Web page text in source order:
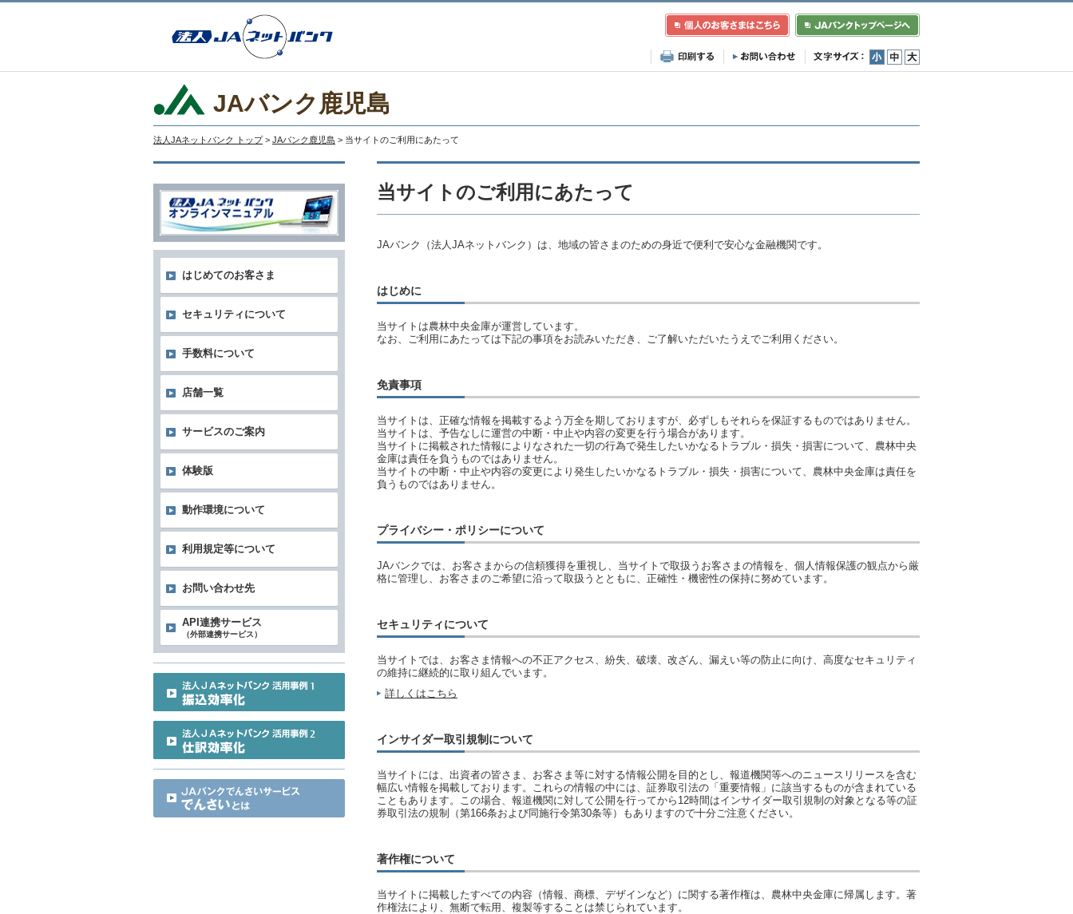
小 中 大
JAバンク鹿児島
法人JAネットバンク トップ > JAバンク鹿児島 > 当サイトのご利用にあたって
当サイトのご利用にあたって
JAバンク（法人JAネットバンク）は、地域の皆さまのための身近で便利で安心な金融機関です。
はじめに
当サイトは農林中央金庫が運営しています。
なお、ご利用にあたっては下記の事項をお読みいただき、ご了解いただいたうえでご利用ください。
免責事項
当サイトは、正確な情報を掲載するよう万全を期しておりますが、必ずしもそれらを保証するものではありません。
当サイトは、予告なしに運営の中断・中止や内容の変更を行う場合があります。
当サイトに掲載された情報によりなされた一切の行為で発生したいかなるトラブル・損失・損害について、農林中央
金庫は責任を負うものではありません。
当サイトの中断・中止や内容の変更により発生したいかなるトラブル・損失・損害について、農林中央金庫は責任を
負うものではありません。
プライバシー・ポリシーについて
JAバンクでは、お客さまからの信頼獲得を重視し、当サイトで取扱うお客さまの情報を、個人情報保護の観点から厳
格に管理し、お客さまのご希望に沿って取扱うとともに、正確性・機密性の保持に努めています。
セキュリティについて
当サイトでは、お客さま情報への不正アクセス、紛失、破壊、改ざん、漏えい等の防止に向け、高度なセキュリティ
の維持に継続的に取り組んでいます。
詳しくはこちら
インサイダー取引規制について
当サイトには、出資者の皆さま、お客さま等に対する情報公開を目的とし、報道機関等へのニュースリリースを含む
幅広い情報を掲載しております。これらの情報の中には、証券取引法の「重要情報」に該当するものが含まれている
こともあります。この場合、報道機関に対して公開を行ってから12時間はインサイダー取引規制の対象となる等の証
券取引法の規制（第166条および同施行令第30条等）もありますので十分ご注意ください。
著作権について
当サイトに掲載したすべての内容（情報、商標、デザインなど）に関する著作権は、農林中央金庫に帰属します。著
作権法により、無断で転用、複製等することは禁じられています。
はじめてのお客さま
セキュリティについて
手数料について
店舗一覧
サービスのご案内
体験版
動作環境について
利用規定等について
お問い合わせ先
API連携サービス
（外部連携サービス）